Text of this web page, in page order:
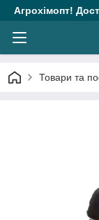
Агрохімопт!
Товари та